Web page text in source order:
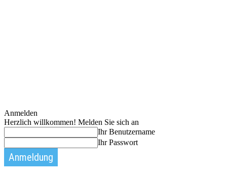
Anmelden
Herzlich willkommen! Melden Sie sich an
Ihr Benutzername
Ihr Passwort